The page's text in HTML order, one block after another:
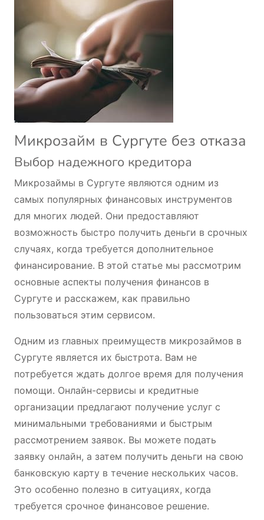
Микрозайм в Сургуте без отказа
Выбор надежного кредитора
Микрозаймы в Сургуте являются одним из
самых популярных финансовых инструментов
для многих людей. Они предоставляют
возможность быстро получить деньги в срочных
случаях, когда требуется дополнительное
финансирование. В этой статье мы рассмотрим
основные аспекты получения финансов в
Сургуте и расскажем, как правильно
пользоваться этим сервисом.
Одним из главных преимуществ микрозаймов в
Сургуте является их быстрота. Вам не
потребуется ждать долгое время для получения
помощи. Онлайн-сервисы и кредитные
организации предлагают получение услуг с
минимальными требованиями и быстрым
рассмотрением заявок. Вы можете подать
заявку онлайн, а затем получить деньги на свою
банковскую карту в течение нескольких часов.
Это особенно полезно в ситуациях, когда
требуется срочное финансовое решение.